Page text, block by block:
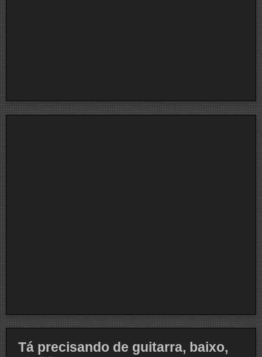
Tá precisando de guitarra, baixo,